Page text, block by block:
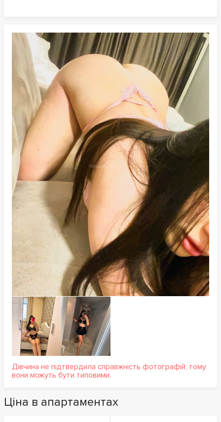
Дівчина не підтвердила справжність фотографій, тому
вони можуть бути типовими.
Ціна в апартаментах